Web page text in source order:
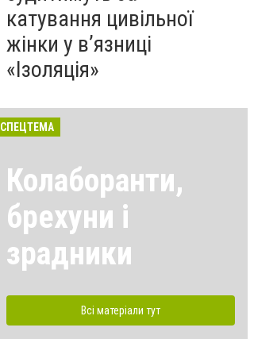
катування цивільної
жінки у в’язниці
«Ізоляція»
СПЕЦТЕМА
Колаборанти,
брехуни і
зрадники
Всі матеріали тут